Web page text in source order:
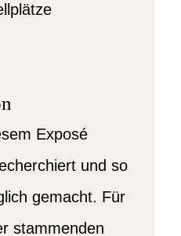
Exposé
und so
gemacht. Für
stammenden